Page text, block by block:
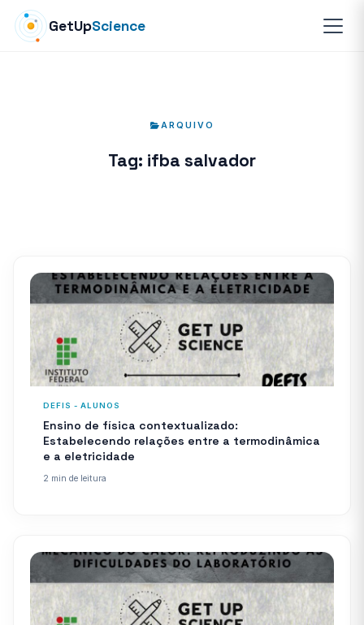
GetUpScience
ARQUIVO
Tag: ifba salvador
DEFIS - ALUNOS
Ensino de física contextualizado:
Estabelecendo relações entre a termodinâmica
e a eletricidade
2 min de leitura